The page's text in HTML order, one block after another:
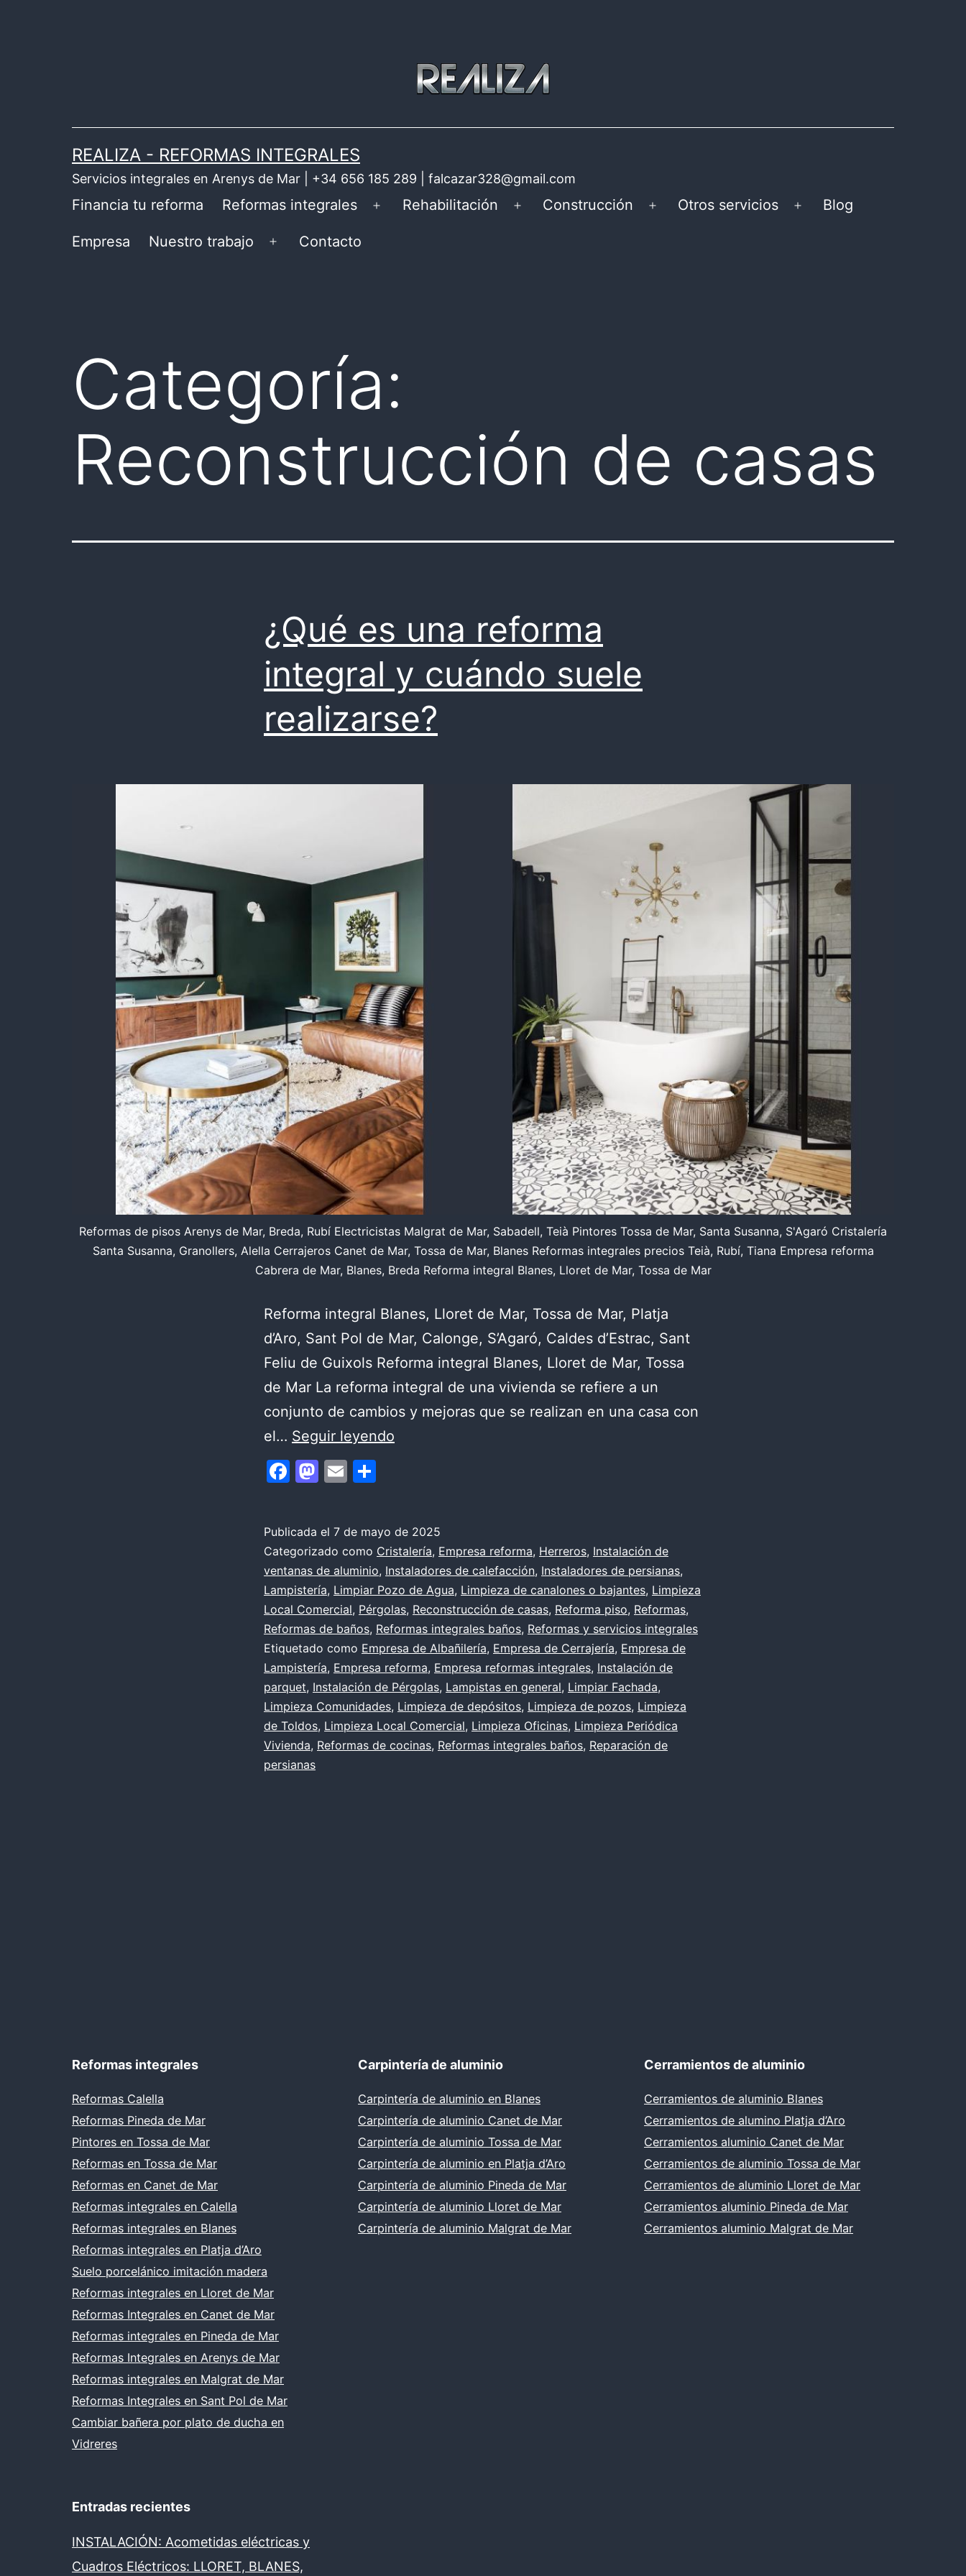
REALIZA - REFORMAS INTEGRALES
Servicios integrales en Arenys de Mar | +34 656 185 289 | falcazar328@gmail.com
Financia tu reforma Reformas integrales
Abrir
Rehabilitación
Abrir
Construcción
Abrir
Otros servicios
Abrir
Blog
Empresa Nuestro trabajo
Abrir
Contacto
Categoría:
Reconstrucción de casas
¿Qué es una reforma
integral y cuándo suele
realizarse?
Reformas de pisos Arenys de Mar, Breda, Rubí Electricistas Malgrat de Mar, Sabadell, Teià Pintores Tossa de Mar, Santa Susanna, S'Agaró Cristalería
Santa Susanna, Granollers, Alella Cerrajeros Canet de Mar, Tossa de Mar, Blanes Reformas integrales precios Teià, Rubí, Tiana Empresa reforma
Cabrera de Mar, Blanes, Breda Reforma integral Blanes, Lloret de Mar, Tossa de Mar
Reforma integral Blanes, Lloret de Mar, Tossa de Mar, Platja
d’Aro, Sant Pol de Mar, Calonge, S’Agaró, Caldes d’Estrac, Sant
Feliu de Guixols Reforma integral Blanes, Lloret de Mar, Tossa
de Mar La reforma integral de una vivienda se refiere a un
conjunto de cambios y mejoras que se realizan en una casa con
el… Seguir leyendo
integral
y
cuándo
suele
realizarse?
Facebook
Mastodon
Email
Publicada el 7 de mayo de 2025
Categorizado como Cristalería, Empresa reforma, Herreros, Instalación de
ventanas de aluminio, Instaladores de calefacción, Instaladores de persianas,
Lampistería, Limpiar Pozo de Agua, Limpieza de canalones o bajantes, Limpieza
Local Comercial, Pérgolas, Reconstrucción de casas, Reforma piso, Reformas,
Reformas de baños, Reformas integrales baños, Reformas y servicios integrales
Etiquetado como Empresa de Albañilería, Empresa de Cerrajería, Empresa de
Lampistería, Empresa reforma, Empresa reformas integrales, Instalación de
parquet, Instalación de Pérgolas, Lampistas en general, Limpiar Fachada,
Limpieza Comunidades, Limpieza de depósitos, Limpieza de pozos, Limpieza
de Toldos, Limpieza Local Comercial, Limpieza Oficinas, Limpieza Periódica
Vivienda, Reformas de cocinas, Reformas integrales baños, Reparación de
persianas
Reformas integrales
Reformas Calella
Reformas Pineda de Mar
Pintores en Tossa de Mar
Reformas en Tossa de Mar
Reformas en Canet de Mar
Reformas integrales en Calella
Reformas integrales en Blanes
Reformas integrales en Platja d’Aro
Suelo porcelánico imitación madera
Reformas integrales en Lloret de Mar
Reformas Integrales en Canet de Mar
Reformas integrales en Pineda de Mar
Reformas Integrales en Arenys de Mar
Reformas integrales en Malgrat de Mar
Reformas Integrales en Sant Pol de Mar
Cambiar bañera por plato de ducha en
Vidreres
Carpintería de aluminio
Carpintería de aluminio en Blanes
Carpintería de aluminio Canet de Mar
Carpintería de aluminio Tossa de Mar
Carpintería de aluminio en Platja d’Aro
Carpintería de aluminio Pineda de Mar
Carpintería de aluminio Lloret de Mar
Carpintería de aluminio Malgrat de Mar
Cerramientos de aluminio
Cerramientos de aluminio Blanes
Cerramientos de alumino Platja d’Aro
Cerramientos aluminio Canet de Mar
Cerramientos de aluminio Tossa de Mar
Cerramientos de aluminio Lloret de Mar
Cerramientos aluminio Pineda de Mar
Cerramientos aluminio Malgrat de Mar
Entradas recientes
INSTALACIÓN: Acometidas eléctricas y
Cuadros Eléctricos: LLORET, BLANES,